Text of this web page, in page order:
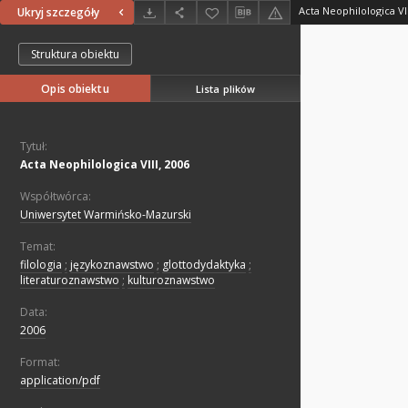
Ukryj szczegóły Acta Neophilologica
Struktura obiektu
Opis obiektu Lista plików
Tytuł:
Acta Neophilologica VIII, 2006
Współtwórca:
Uniwersytet Warmińsko-Mazurski
Temat:
filologia ; językoznawstwo ; glottodydaktyka ;
literaturoznawstwo ; kulturoznawstwo
Data:
2006
Format:
application/pdf